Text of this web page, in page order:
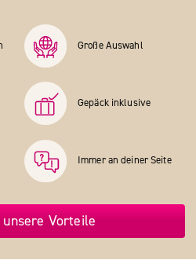
Große Auswahl
Gepäck inklusive
Immer an deiner Seite
unsere Vorteile